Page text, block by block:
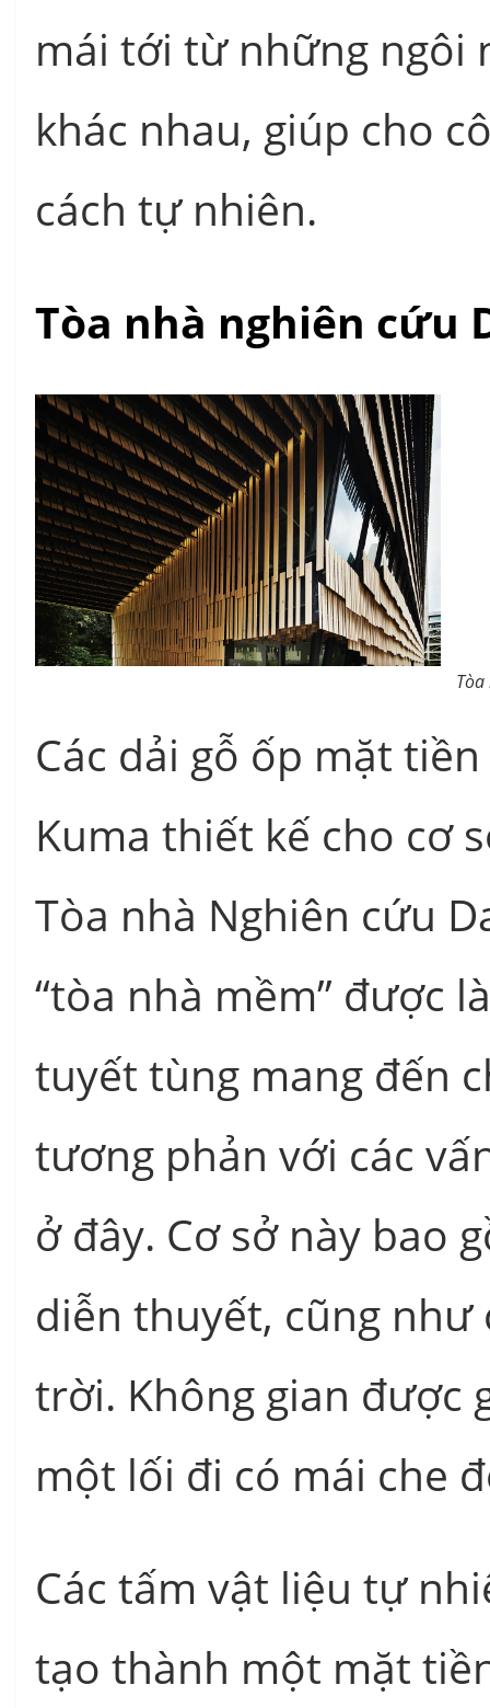
mái tới từ những ngôi
khác nhau, giúp cho
cách tự nhiên.
Tòa nhà nghiên cứu
Các dải gỗ ốp mặt
Kuma thiết kế cho cơ
Tòa nhà Nghiên cứu
“tòa nhà mềm” được
tuyết tùng mang đến
tương phản với các
ở đây. Cơ sở này bao
diễn thuyết, cũng như
trời. Không gian được
một lối đi có mái che
Các tấm vật liệu tự
tạo thành một mặt